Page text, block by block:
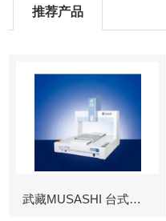
推荐产品
武藏MUSASHI 台式涂布机械臂